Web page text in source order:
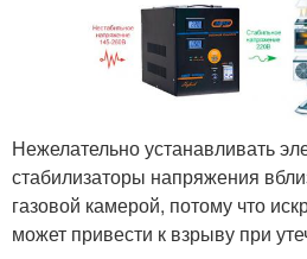
Нежелательно устанавливать
стабилизаторы напряжения
газовой камерой, потому что
может привести к взрыву при